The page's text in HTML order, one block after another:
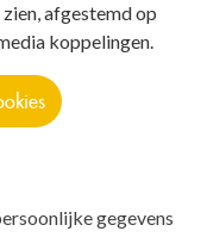
afgestemd op
koppelingen.
gegevens